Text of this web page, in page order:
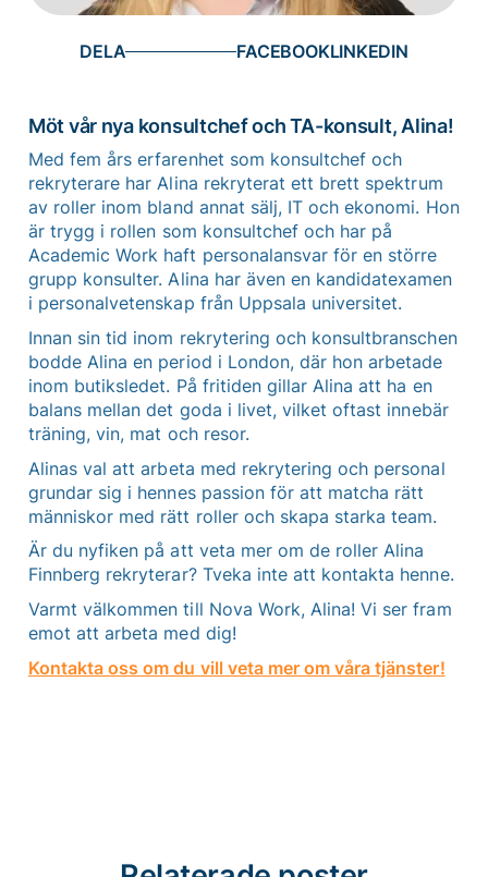
DELA
Möt vår nya konsultchef och TA-konsult, Alina!
Med fem års erfarenhet som konsultchef och
rekryterare har Alina rekryterat ett brett spektrum
av roller inom bland annat sälj, IT och ekonomi. Hon
är trygg i rollen som konsultchef och har på
Academic Work haft personalansvar för en större
grupp konsulter. Alina har även en kandidatexamen
i personalvetenskap från Uppsala universitet.
Innan sin tid inom rekrytering och konsultbranschen
bodde Alina en period i London, där hon arbetade
inom butiksledet. På fritiden gillar Alina att ha en
balans mellan det goda i livet, vilket oftast innebär
träning, vin, mat och resor.
Alinas val att arbeta med rekrytering och personal
grundar sig i hennes passion för att matcha rätt
människor med rätt roller och skapa starka team.
Är du nyfiken på att veta mer om de roller Alina
Finnberg rekryterar? Tveka inte att kontakta henne.
Varmt välkommen till Nova Work, Alina! Vi ser fram
emot att arbeta med dig!
Kontakta oss om du vill veta mer om våra tjänster!